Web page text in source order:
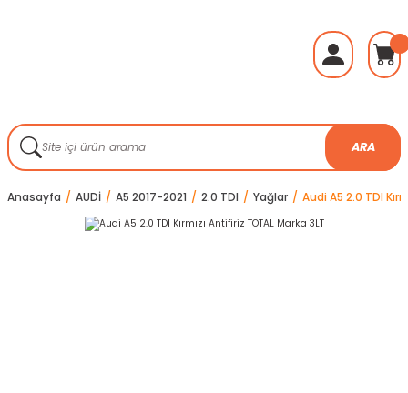
ARA
Anasayfa AUDİ A5 2017-2021 2.0 TDI Yağlar Audi A5 2.0 TDI